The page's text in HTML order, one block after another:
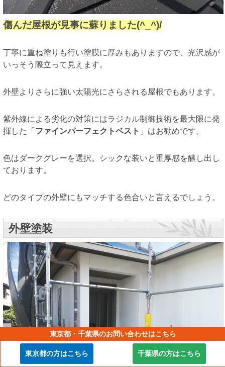
傷んだ屋根が見事に蘇りました(^_^)/
丁寧に重ね塗りも行い塗膜に厚みもありますので、光沢感が
いっそう際立って見えます。
外壁よりさらに強い太陽光にさらされる屋根でもあります。
紫外線による劣化の対策にはラジカル制御技術を最大限に発
揮した「 ファインパーフェクトベスト 」はお勧めです。
色はダークグレーを選択。シックな装いと重厚感を醸し出し
ております。
どのタイプの外壁にもマッチする色合いと言えるでしょう。
外壁塗装
東京都・千葉県のお問い合わせはこちら
東京都の方はこちら 千葉県の方はこちら